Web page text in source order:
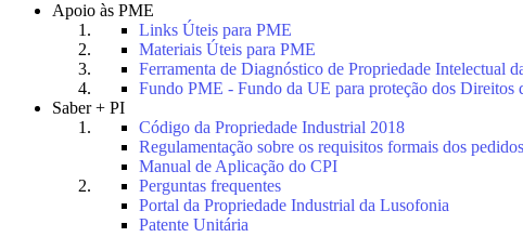
Apoio às PME
Links Úteis para PME
Materiais Úteis para PME
Ferramenta de Diagnóstico de Propriedade Intelectual
Fundo PME - Fundo da UE para proteção dos Direitos
Saber + PI
Código da Propriedade Industrial 2018
Regulamentação sobre os requisitos formais dos pedidos
Manual de Aplicação do CPI
Perguntas frequentes
Portal da Propriedade Industrial da Lusofonia
Patente Unitária